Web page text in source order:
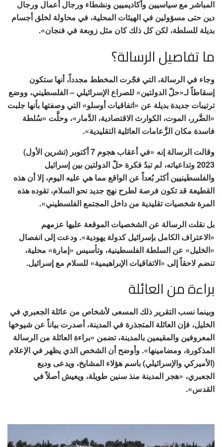
المباشر مع سياسيين وأكاديميين ونشطاء ورجال أعمال ورجال
دين حتى مسؤولين في الهيئات المحلية، في محاولة لخلق أجسام
بديلة للسلطة، لكن كل ذلك كان مثل زوبعة في فنجان».
ما تفاصيل الرسالة؟
وجاء في الرسالة، التي فجّرت المخطط مجدداً، أنها ستكون
إسقاطاً لـ«حلّ الدولتين» للصراع الإسرائيلي – الفلسطيني، ووضع
ترتيبات جديدة بديلة عن «اتفاقيات أوسلو» التي وصفتها بأنها جلبت
«الضَّرر، الموت، الكوارث الاقتصادية، الدَّمار»، وحلَّت «سُلطة
فاسدة مكان الزَّعامات العائلية التقليدية».
وقالت الرسالة إنه «في أعقاب هجوم 7 أكتوبر (تشرين الأول)
2023 وتداعياته، لم تبدُ فكرة حلّ الدولتين بين إسرائيل
والفلسطينيين أكثر بُعداً عن الواقع مما هي عليه اليوم، إلا أن هذه
القطيعة قد تكون فرصة لطرح نهج جديد نحو السلام، تقوده هذه
المرة شخصيات تقليدية من داخل المجتمع الفلسطيني».
بل نقلت الرسالة عن الشخصيات الموقعة عليها عزمهم
«الاعتراف الكامل بإسرائيل كدولة يهودية». ودعت إلى انفصال
«الخليل» عن السلطة الفلسطينية، وتأسيس «إمارة» محلية،
تنضم لاحقاً إلى «الاتفاقيات الإبراهيمية» للسلام مع إسرائيل.
براءة من العائلة
وبينما نسب التقرير ذلك المسعى لأشخاص من عائلة الجعبري في
الخليل، فإن العائلة المتجذرة في المدينة، أصدرت بياناً عن شيوخها
المعروفين والمقيمين بالمدينة، تضمن «براءة العائلة من الرسالة
المذكورة، ومضامينها». وأوضح أن الشخص الذي يظهر في الإعلام
(الأميركي والإسرائيلي) باسم هؤلاء المشايخ، ويدعى وديع
الجعبري، «هجر المدينة منذ سنين طويلة، ويعيش أصلاً في
القدس».